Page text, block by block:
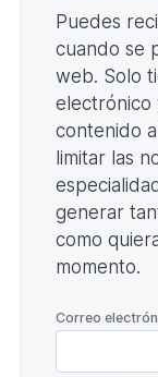
Puedes
cuando se
web. Solo
electrónico
contenido
limitar las
generar
como
momento.
Correo